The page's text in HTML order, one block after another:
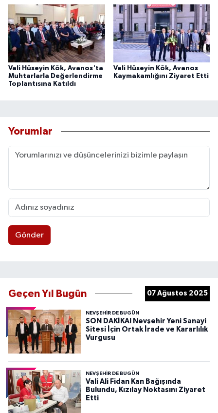
Vali Hüseyin Kök, Avanos'ta
Muhtarlarla Değerlendirme
Toplantısına Katıldı
Vali Hüseyin Kök, Avanos
Kaymakamlığını Ziyaret Etti
Yorumlar
Gönder
Geçen Yıl Bugün 07 Ağustos 2025
NEVŞEHIR DE BUGÜN
SON DAKİKA! Nevşehir Yeni Sanayi
Sitesi İçin Ortak İrade ve Kararlılık
Vurgusu
NEVŞEHIR DE BUGÜN
Vali Ali Fidan Kan Bağışında
Bulundu, Kızılay Noktasını Ziyaret
Etti